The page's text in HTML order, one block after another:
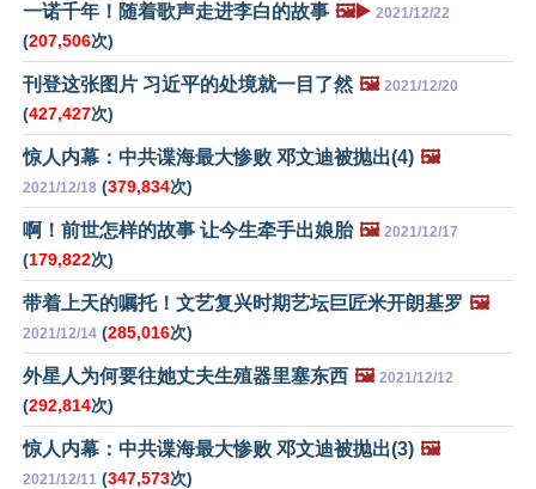
一诺千年！随着歌声走进李白的故事 🖼️▶️ 2021/12/22
(207,506次)
刊登这张图片 习近平的处境就一目了然 🖼️ 2021/12/20
(427,427次)
惊人内幕：中共谍海最大惨败 邓文迪被抛出(4) 🖼️
2021/12/18 (379,834次)
啊！前世怎样的故事 让今生牵手出娘胎 🖼️ 2021/12/17
(179,822次)
带着上天的嘱托！文艺复兴时期艺坛巨匠米开朗基罗 🖼️
2021/12/14 (285,016次)
外星人为何要往她丈夫生殖器里塞东西 🖼️ 2021/12/12
(292,814次)
惊人内幕：中共谍海最大惨败 邓文迪被抛出(3) 🖼️
2021/12/11 (347,573次)